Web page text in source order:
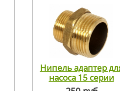
Нипель адаптер
насоса 15 серии